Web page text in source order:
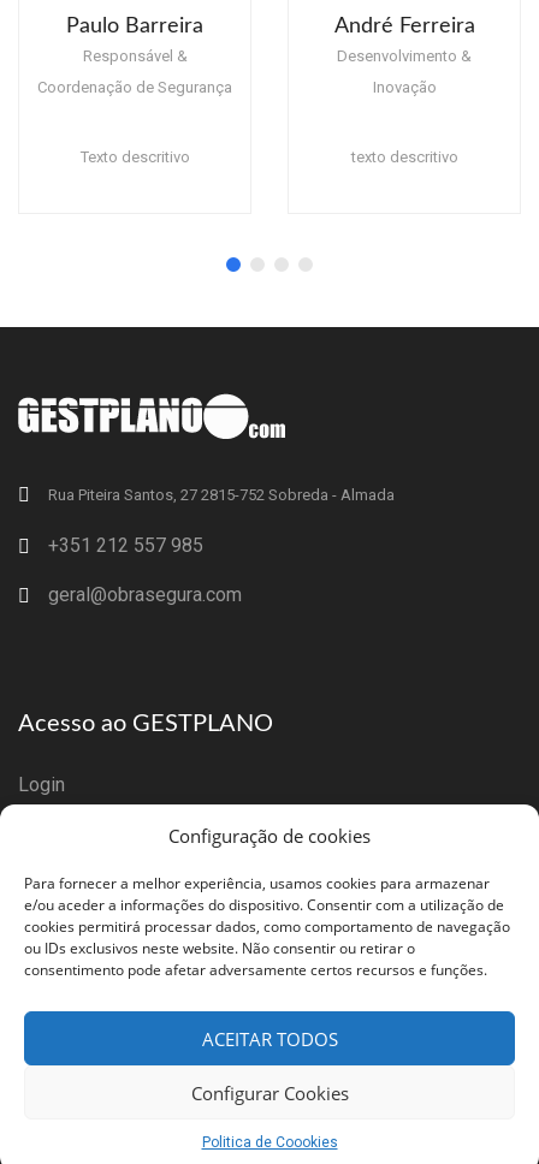
Configuração de cookies
Para fornecer a melhor experiência, usamos cookies para armazenar
e/ou aceder a informações do dispositivo. Consentir com a utilização de
cookies permitirá processar dados, como comportamento de navegação
ou IDs exclusivos neste website. Não consentir ou retirar o
consentimento pode afetar adversamente certos recursos e funções.
ACEITAR TODOS
Configurar Cookies
Politica de Coookies
Paulo Barreira
Responsável &
Coordenação de Segurança
Texto descritivo
André Ferreira
Desenvolvimento &
Inovação
texto descritivo
Rua Piteira Santos, 27 2815-752 Sobreda - Almada
+351 212 557 985
geral@obrasegura.com
Acesso ao GESTPLANO
Login
© Gestplano. Todos os direitos reservados 2020.
Inicio Quem Somos O Produto Questões
Legal
Contactos